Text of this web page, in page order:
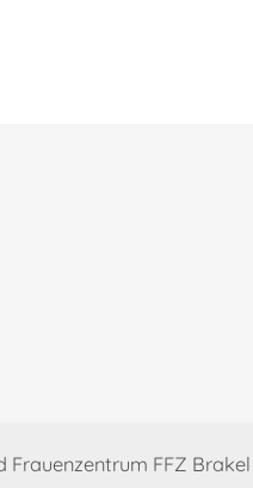
FFZ Brakel